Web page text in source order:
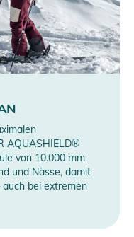
AQUASHIELD®
von 10.000 mm
und Nässe, damit
bei extremen